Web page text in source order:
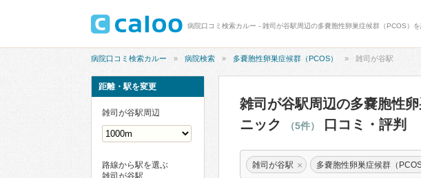
病院口コミ検索カルー 病院検索 多嚢胞性卵巣症候群（PCOS） 雑司が谷駅
雑司が谷駅周辺の多嚢胞性
ニック
（5件） 口コミ・評判
雑司が谷駅 × 多嚢胞性卵巣症候群（PCOS
距離・駅を変更
雑司が谷駅周辺
路線から駅を選ぶ
雑司が谷駅